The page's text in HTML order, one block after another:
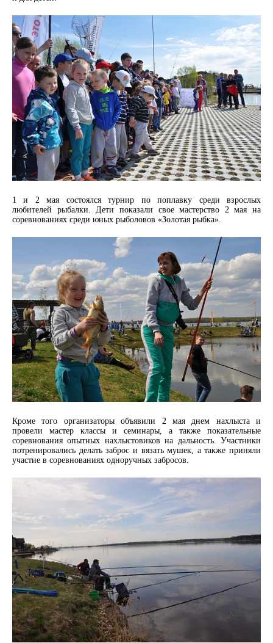
1 и 2 мая состоялся турнир по поплавку среди взрослых
любителей рыбалки. Дети показали свое мастерство 2 мая на
соревнованиях среди юных рыболовов «Золотая рыбка».
Кроме того организаторы объявили 2 мая днем нахлыста и
провели мастер классы и семинары, а также показательные
соревнования опытных нахлыстовиков на дальность. Участники
потренировались делать заброс и вязать мушек, а также приняли
участие в соревнованиях одноручных забросов.